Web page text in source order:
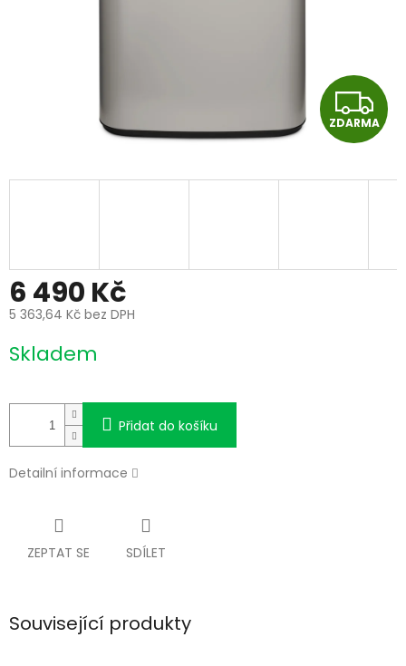
Z
D
A
ZDARMA
6 490 Kč
5 363,64 Kč bez DPH
cena:
Skladem
Přidat do košíku
Detailní informace
ZEPTAT SE SDÍLET
Související produkty